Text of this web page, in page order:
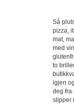
Så
pizza,
mat,
med
to
igjen
deg fra
slipper